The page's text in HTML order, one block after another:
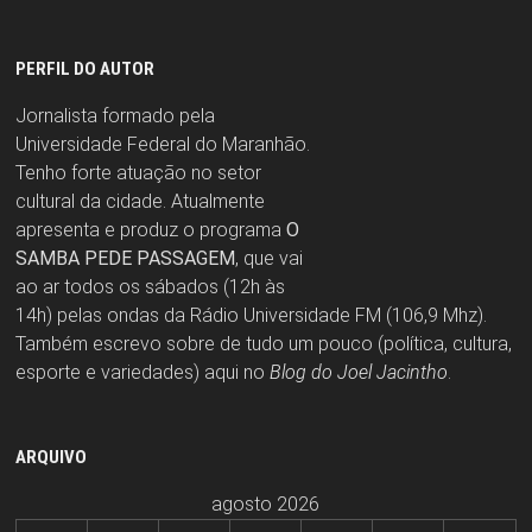
PERFIL DO AUTOR
Jornalista formado pela
Universidade Federal do Maranhão.
Tenho forte atuação no setor
cultural da cidade. Atualmente
apresenta e produz o programa O
SAMBA PEDE PASSAGEM, que vai
ao ar todos os sábados (12h às
14h) pelas ondas da Rádio Universidade FM (106,9 Mhz).
Também escrevo sobre de tudo um pouco (política, cultura,
esporte e variedades) aqui no Blog do Joel Jacintho.
ARQUIVO
agosto 2026